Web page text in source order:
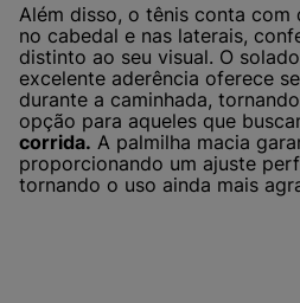
Além disso, o tênis conta com
no cabedal e nas laterais,
distinto ao seu visual. O
excelente aderência oferece
durante a caminhada,
opção para aqueles que
corrida. A palmilha macia
proporcionando um ajuste
tornando o uso ainda mais